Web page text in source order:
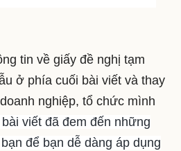
tin về giấy đề nghị tạm
ở phía cuối bài viết và thay
nghiệp, tổ chức mình
viết đã đem đến những
để bạn dễ dàng áp dụng